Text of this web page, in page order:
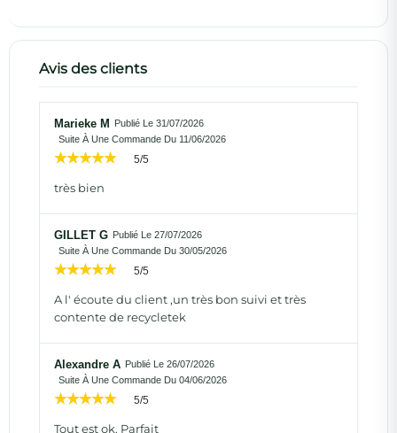
Avis des clients
Marieke M
Publié Le 31/07/2026
Suite À Une Commande Du 11/06/2026
5/5
très bien
GILLET G Publié Le 27/07/2026
Suite À Une Commande Du 30/05/2026
5/5
A l' écoute du client ,un très bon suivi et très
contente de recycletek
Alexandre A Publié Le 26/07/2026
Suite À Une Commande Du 04/06/2026
5/5
Tout est ok. Parfait